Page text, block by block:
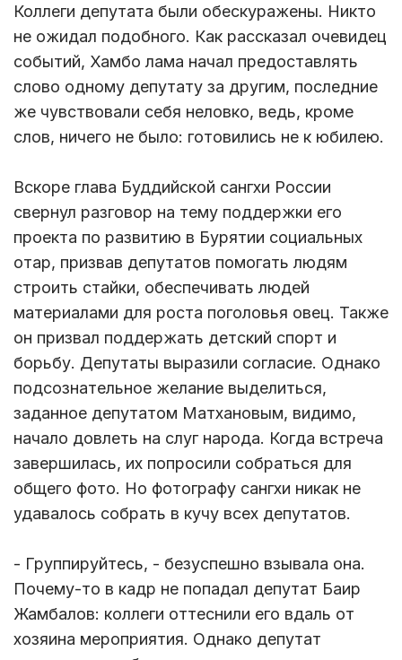
Коллеги депутата были обескуражены. Никто
не ожидал подобного. Как рассказал очевидец
событий, Хамбо лама начал предоставлять
слово одному депутату за другим, последние
же чувствовали себя неловко, ведь, кроме
слов, ничего не было: готовились не к юбилею.
Вскоре глава Буддийской сангхи России
свернул разговор на тему поддержки его
проекта по развитию в Бурятии социальных
отар, призвав депутатов помогать людям
строить стайки, обеспечивать людей
материалами для роста поголовья овец. Также
он призвал поддержать детский спорт и
борьбу. Депутаты выразили согласие. Однако
подсознательное желание выделиться,
заданное депутатом Матхановым, видимо,
начало довлеть на слуг народа. Когда встреча
завершилась, их попросили собраться для
общего фото. Но фотографу сангхи никак не
удавалось собрать в кучу всех депутатов.
- Группируйтесь, - безуспешно взывала она.
Почему-то в кадр не попадал депутат Баир
Жамбалов: коллеги оттеснили его вдаль от
хозяина мероприятия. Однако депутат